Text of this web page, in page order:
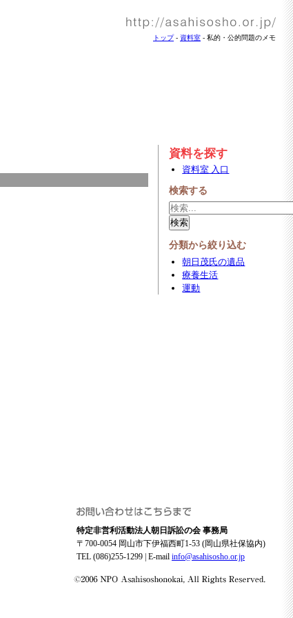
トップ- 資料室 - 私的・公的問題のメモ
資料を探す
資料室 入口
検索する
分類から絞り込む
朝日茂氏の遺品
療養生活
運動
特定非営利活動法人朝日訴訟の会 事務局
〒700-0054 岡山市下伊福西町1-53 (岡山県社保協内)
TEL (086)255-1299 | E-mail info@asahisosho.or.jp